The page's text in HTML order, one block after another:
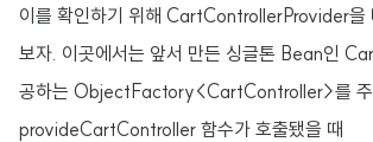
이를 확인하기 위해 CartControllerProvider을
보자. 이곳에서는 앞서 만든 싱글톤 Bean인
공하는 ObjectFactory<CartController>를 주
provideCartController 함수가 호출됐을 때